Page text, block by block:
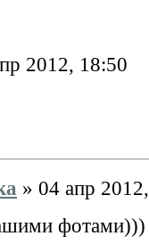
2012, 18:50
» 04 апр
фотами)))